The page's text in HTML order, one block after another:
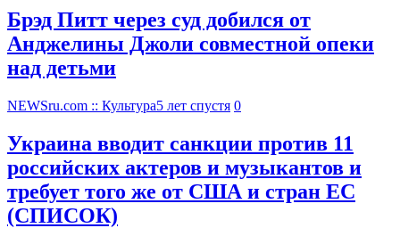
Брэд Питт через суд добился от
Анджелины Джоли совместной опеки
над детьми
NEWSru.com :: Культура5 лет спустя 0
Украина вводит санкции против 11
российских актеров и музыкантов и
требует того же от США и стран ЕС
(СПИСОК)